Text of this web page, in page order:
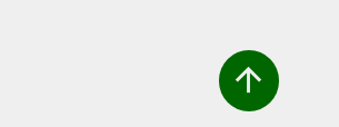
arrow_upward